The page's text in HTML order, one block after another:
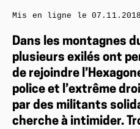
Dans les montagnes
plusieurs exilés ont
de rejoindre
police et l’extrême
par des militants
cherche à intimider.
Mis en ligne le07.11.2018